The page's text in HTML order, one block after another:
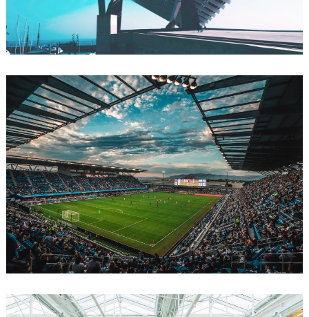
concerti che vengono ospitati nelle arene. La
soluzione c’è a tutto, noi la conosciamo.
Trattamento aria
Se oggi siamo in grado di ricreare boschi e
piantagioni indoor, è anche grazie all’evoluzione del
trattamento aria. Che siano centri commerciali,
metropolitane, biblioteche, scuole o ospedali. La
qualità dell’aria è fondamentale, noi siamo in grado
di trasformare un condominio in una jungla.